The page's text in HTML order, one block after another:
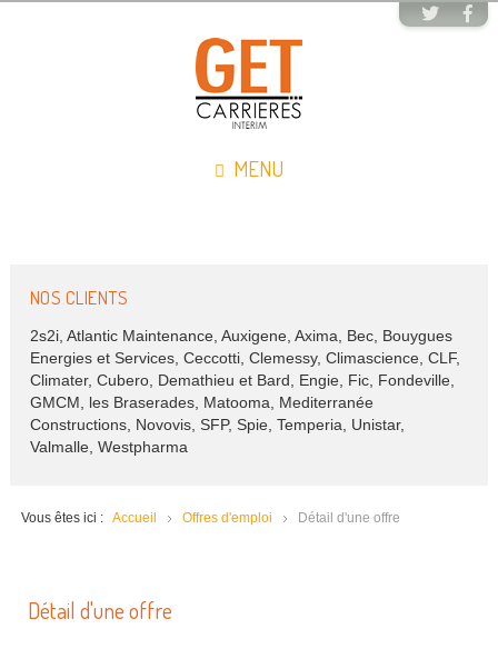
MENU
NOS CLIENTS
2s2i, Atlantic Maintenance, Auxigene, Axima, Bec, Bouygues
Energies et Services, Ceccotti, Clemessy, Climascience, CLF,
Climater, Cubero, Demathieu et Bard, Engie, Fic, Fondeville,
GMCM, les Braserades, Matooma, Mediterranée
Constructions, Novovis, SFP, Spie, Temperia, Unistar,
Valmalle, Westpharma
Vous êtes ici : Accueil Offres d'emploi Détail d'une offre
Détail d'une offre